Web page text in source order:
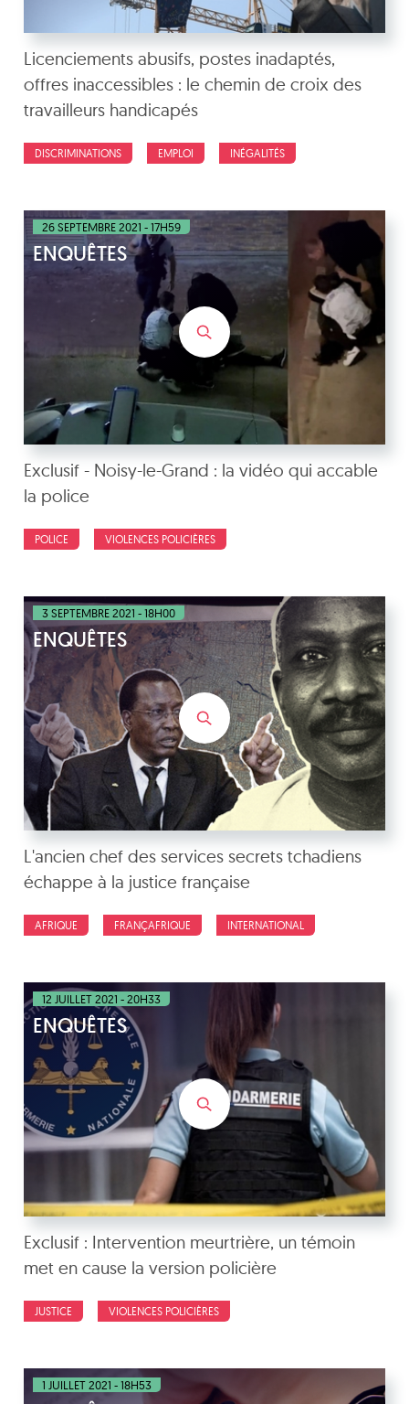
Licenciements abusifs, postes inadaptés,
offres inaccessibles : le chemin de croix des
travailleurs handicapés
DISCRIMINATIONS EMPLOI INÉGALITÉS
26 SEPTEMBRE 2021 - 17H59
ENQUÊTES
Exclusif - Noisy-le-Grand : la vidéo qui accable
la police
POLICE VIOLENCES POLICIÈRES
3 SEPTEMBRE 2021 - 18H00
ENQUÊTES
L'ancien chef des services secrets tchadiens
échappe à la justice française
AFRIQUE FRANÇAFRIQUE INTERNATIONAL
12 JUILLET 2021 - 20H33
ENQUÊTES
Exclusif : Intervention meurtrière, un témoin
met en cause la version policière
JUSTICE VIOLENCES POLICIÈRES
1 JUILLET 2021 - 18H53